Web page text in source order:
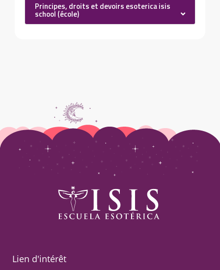
Principes, droits et devoirs esoterica isis
school (école)
Lien d'intérêt